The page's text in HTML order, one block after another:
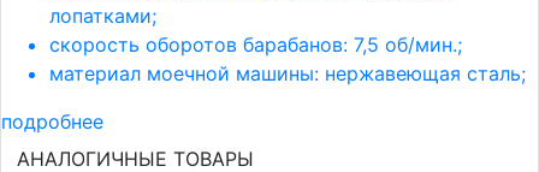
лопатками;
скорость оборотов барабанов: 7,5 об/мин.;
материал моечной машины: нержавеющая сталь;
подробнее
АНАЛОГИЧНЫЕ ТОВАРЫ